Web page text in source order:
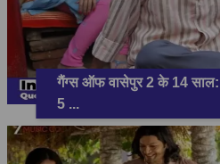
गैंग्स ऑफ वासेपुर 2 के 14 साल:
5 ...